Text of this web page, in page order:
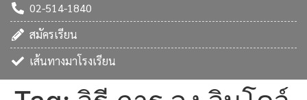
02-514-1840
สมัครเรียน
เส้นทางมาโรงเรียน